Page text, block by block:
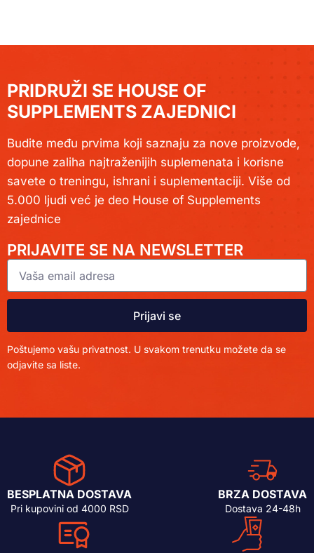
PRIDRUŽI SE HOUSE OF
SUPPLEMENTS ZAJEDNICI
Budite među prvima koji saznaju za nove proizvode,
dopune zaliha najtraženijih suplemenata i korisne
savete o treningu, ishrani i suplementaciji. Više od
5.000 ljudi već je deo House of Supplements
zajednice
PRIJAVITE SE NA NEWSLETTER
Prijavi se
Poštujemo vašu privatnost. U svakom trenutku možete da se
odjavite sa liste.
BESPLATNA DOSTAVA
Pri kupovini od 4000 RSD
BRZA DOSTAVA
Dostava 24-48h